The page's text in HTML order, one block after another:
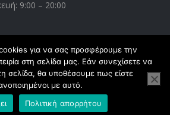
9:00 – 20:00
All Right Reserved. Powered
bywebApplications
για να σας προσφέρουμε την
στη σελίδα μας. Εάν συνεχίσετε να
σελίδα, θα υποθέσουμε πως είστε
με αυτό.
Πολιτική απορρήτου